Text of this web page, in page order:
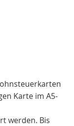
Karte im A5-
werden. Bis